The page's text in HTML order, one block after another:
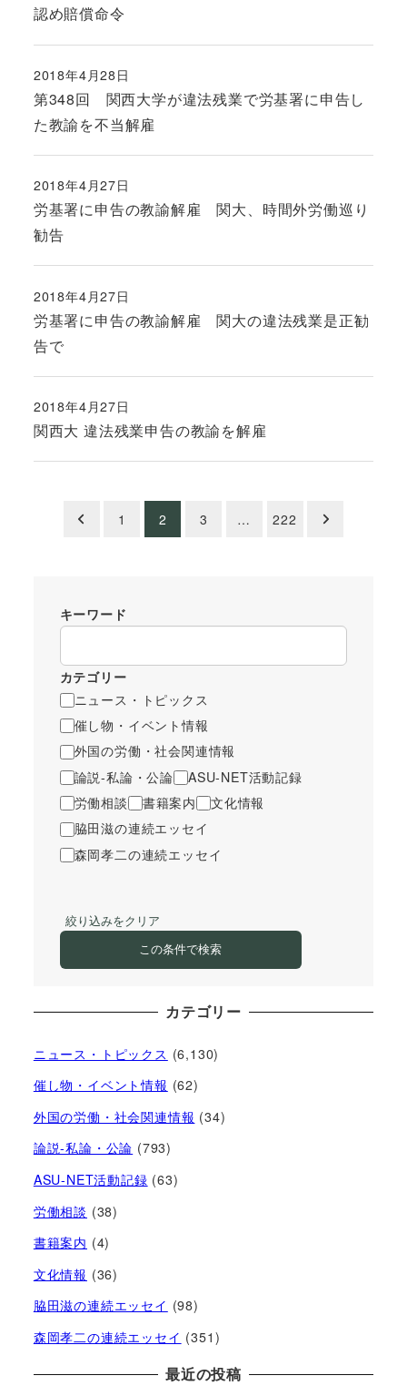
認め賠償命令
第348回 関西大学が違法残業で労基署に申告し
た教諭を不当解雇
投稿日
2018年4月28日
労基署に申告の教諭解雇 関大、時間外労働巡り
勧告
投稿日
2018年4月27日
労基署に申告の教諭解雇 関大の違法残業是正勧
告で
投稿日
2018年4月27日
関西大 違法残業申告の教諭を解雇
投稿日
2018年4月27日
1 2 3 … 222
キーワード
カテゴリー
ニュース・トピックス
催し物・イベント情報
外国の労働・社会関連情報
論説-私論・公論
ASU-NET活動記録
労働相談
書籍案内
文化情報
脇田滋の連続エッセイ
森岡孝二の連続エッセイ
絞り込みをクリア
この条件で検索
カテゴリー
ニュース・トピックス (6,130)
催し物・イベント情報 (62)
外国の労働・社会関連情報 (34)
論説-私論・公論 (793)
ASU-NET活動記録 (63)
労働相談 (38)
書籍案内 (4)
文化情報 (36)
脇田滋の連続エッセイ (98)
森岡孝二の連続エッセイ (351)
最近の投稿